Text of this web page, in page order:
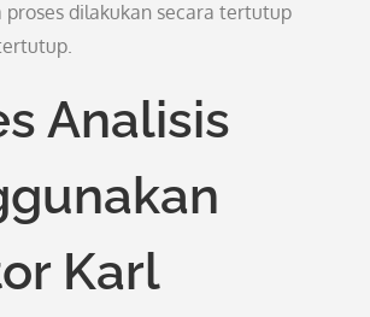
proses dilakukan secara tertutup
Analisis
Karl